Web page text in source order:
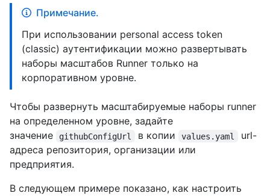
Примечание.
При использовании personal access token
(classic) аутентификации можно развертывать
наборы масштабов Runner только на
корпоративном уровне.
Чтобы развернуть масштабируемые наборы runner
на определенном уровне, задайте
значение
githubConfigUrl в копии values.yaml
url-
адреса репозитория, организации или
предприятия.
В следующем примере показано, как настроить